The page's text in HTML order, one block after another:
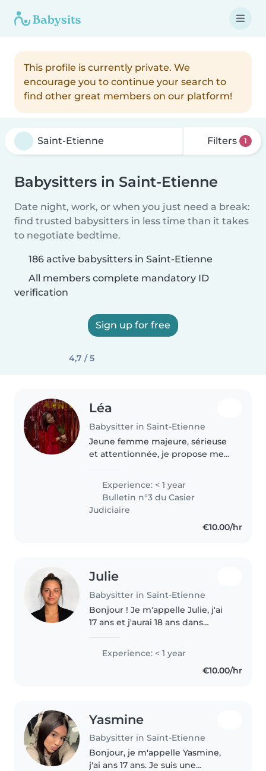
This profile is currently private. We
encourage you to continue your search to
find other great members on our platform!
Filters 1
Babysitters in Saint-Etienne
Date night, work, or when you just need a break:
find trusted babysitters in less time than it takes
to negotiate bedtime.
186 active babysitters in Saint-Etienne
All members complete mandatory ID
verification
Sign up for free
4,7 / 5
Léa
Babysitter in Saint-Etienne
Jeune femme majeure, sérieuse
et attentionnée, je propose mes
bienveillance et sécurité. Ayant
toujours aimé le contact avec les
enfants, je suis à l'aise avec..
Experience: < 1 year
Bulletin n°3 du Casier
Judiciaire
€10.00/hr
Julie
Babysitter in Saint-Etienne
Bonjour ! Je m'appelle Julie, j'ai
17 ans et j'aurai 18 ans dans
patiente, manuelle j'aime le
design et je suis responsable et..
Experience: < 1 year
€10.00/hr
Yasmine
Babysitter in Saint-Etienne
Bonjour, je m'appelle Yasmine,
j'ai ans 17 ans. Je suis une